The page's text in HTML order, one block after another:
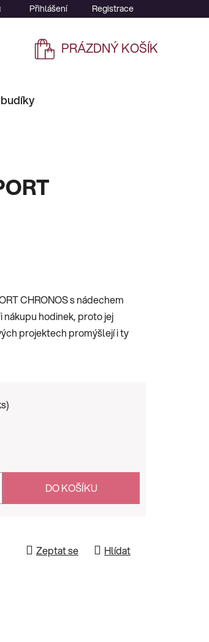
Přihlášení Registrace
NÁKUPNÍ
PRÁZDNÝ KOŠÍK
CHRONOS s nádechem
hodinek, proto jej
projektech promýšlejí i ty
DO KOŠÍKU
Zeptat se Hlídat